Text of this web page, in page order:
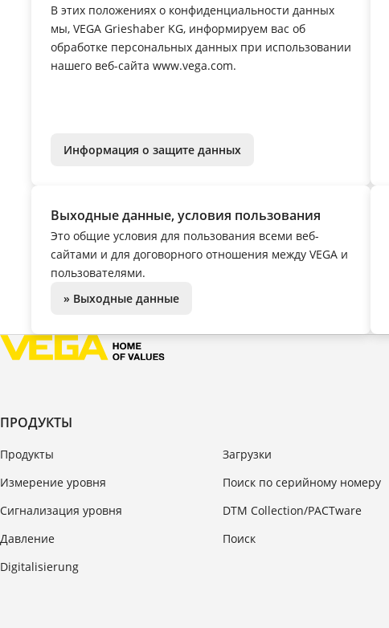
В этих положениях о конфиденциальности данных
мы, VEGA Grieshaber KG, информируем вас об
обработке персональных данных при использовании
нашего веб-сайта www.vega.com.
Информация о защите данных
Выходные данные, условия пользования
Это общие условия для пользования всеми веб-
сайтами и для договорного отношения между VEGA и
пользователями.
» Выходные данные
ПРОДУКТЫ
Продукты
Измерение уровня
Сигнализация уровня
Давление
Digitalisierung
Загрузки
Поиск по серийному номеру
DTM Collection/PACTware
Поиск